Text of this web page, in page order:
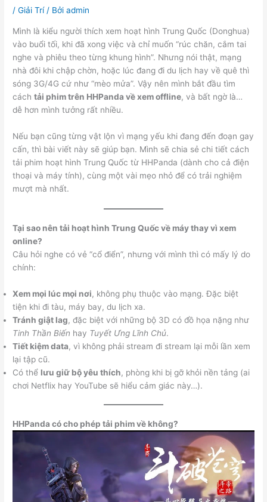
/Giải Trí/ Bởiadmin
Mình là kiểu người thích xem hoạt hình Trung Quốc (Donghua)
vào buổi tối, khi đã xong việc và chỉ muốn “rúc chăn, cắm tai
nghe và phiêu theo từng khung hình”. Nhưng nói thật, mạng
nhà đôi khi chập chờn, hoặc lúc đang đi du lịch hay về quê thì
sóng 3G/4G cứ như “mèo mửa”. Vậy nên mình bắt đầu tìm
cáchtải phim trên HHPanda về xem offline, và bất ngờ là…
dễ hơn mình tưởng rất nhiều.
Nếu bạn cũng từng vật lộn vì mạng yếu khi đang đến đoạn gay
cấn, thì bài viết này sẽ giúp bạn. Mình sẽ chia sẻ chi tiết cách
tải phim hoạt hình Trung Quốc từ HHPanda (dành cho cả điện
thoại và máy tính), cùng một vài mẹo nhỏ để có trải nghiệm
mượt mà nhất.
Tại sao nên tải hoạt hình Trung Quốc về máy thay vì xem
online?
Câu hỏi nghe có vẻ “cổ điển”, nhưng với mình thì có mấy lý do
chính:
Xem mọi lúc mọi nơi, không phụ thuộc vào mạng. Đặc biệt
tiện khi đi tàu, máy bay, du lịch xa.
Tránh giật lag, đặc biệt với những bộ 3D có đồ họa nặng như
Tinh Thần Biến hay Tuyết Ưng Lĩnh Chủ.
Tiết kiệm data, vì không phải stream đi stream lại mỗi lần xem
lại tập cũ.
Có thể lưu giữ bộ yêu thích, phòng khi bị gỡ khỏi nền tảng (ai
chơi Netflix hay YouTube sẽ hiểu cảm giác này…).
HHPanda có cho phép tải phim về không?